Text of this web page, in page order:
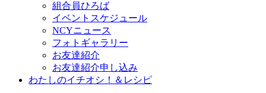
組合員ひろば
イベントスケジュール
NCYニュース
フォトギャラリー
お友達紹介
お友達紹介申し込み
わたしのイチオシ！＆レシピ